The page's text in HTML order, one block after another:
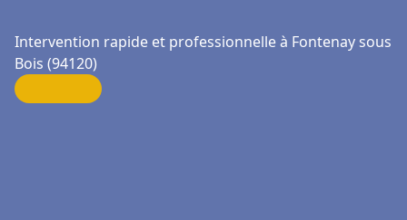
Intervention rapide et professionnelle à Fontenay sous
Bois (94120)